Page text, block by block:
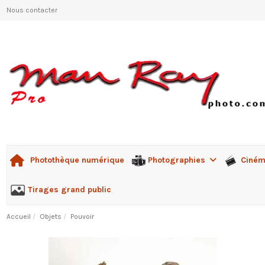
Nous contacter
Photothèque numérique Photographies
Tirages grand public
Accueil Objets Pouvoir